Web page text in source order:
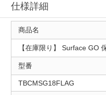
仕様詳細
商品名
【在庫限り】 Surface GO
型番
TBCMSG18FLAG